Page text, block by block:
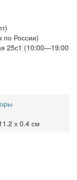
по России)
25с1 (10:00—19:00
х 0.4 см